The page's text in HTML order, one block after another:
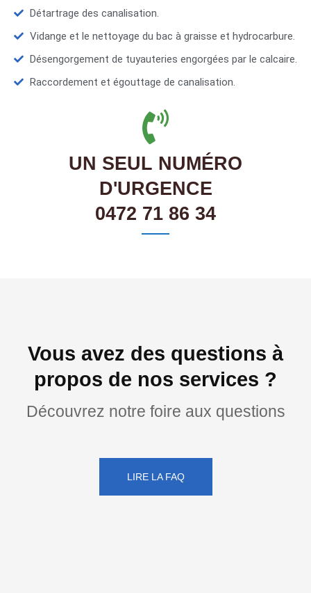
Détartrage des canalisation.
Vidange et le nettoyage du bac à graisse et hydrocarbure.
Désengorgement de tuyauteries engorgées par le calcaire.
Raccordement et égouttage de canalisation.
UN SEUL NUMÉRO
D'URGENCE
0472 71 86 34
Vous avez des questions à
propos de nos services ?
Découvrez notre foire aux questions
LIRE LA FAQ